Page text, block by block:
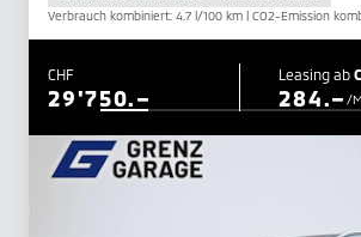
Verbrauch kombiniert: 4.7 l/100 km | CO2-Emission
CHF
29'750.–
Leasing ab
284.–/